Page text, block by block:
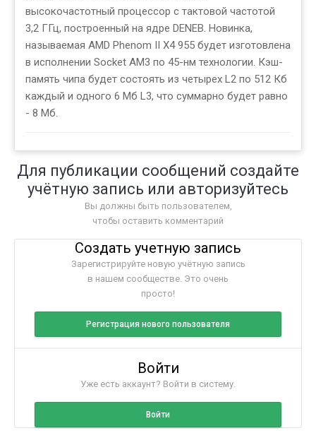
высокочастотный процессор с тактовой частотой
3,2 ГГц, построенный на ядре DENEB. Новинка,
называемая AMD Phenom II X4 955 будет изготовлена
в исполнении Socket AM3 по 45-нм технологии. Кэш-
память чипа будет состоять из четырех L2 по 512 Кб
каждый и одного 6 Мб L3, что суммарно будет равно
- 8 Мб.
Для публикации сообщений создайте
учётную запись или авторизуйтесь
Вы должны быть пользователем,
чтобы оставить комментарий
Создать учетную запись
Зарегистрируйте новую учётную запись
в нашем сообществе. Это очень
просто!
Регистрация нового пользователя
Войти
Уже есть аккаунт? Войти в систему.
Войти